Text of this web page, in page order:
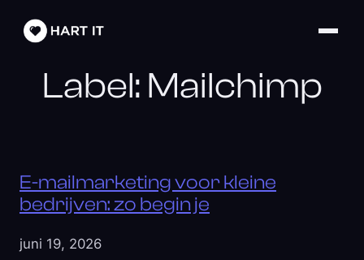
Label: Mailchimp
E-mailmarketing voor kleine
bedrijven: zo begin je
juni 19, 2026